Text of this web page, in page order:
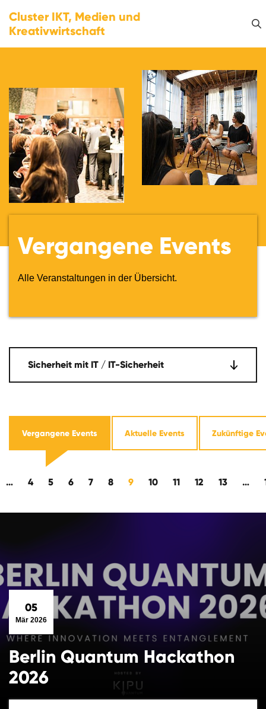
Cluster IKT, Medien und
Kreativwirtschaft
Vergangene Events
Alle Veranstaltungen in der Übersicht.
Vergangene Events Aktuelle Events Zukünftige
Sicherheit mit IT / IT-Sicherheit
… 4 5 6 7 8 9 10 11 12 13 …
05
Mär 2026
Berlin Quantum Hackathon
2026